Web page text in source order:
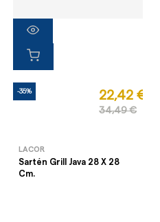
-35% 22,42 €
34,49 €
LACOR
Sartén Grill Java 28 X 28
Cm.